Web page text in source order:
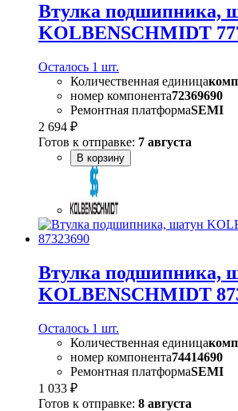
Втулка подшипника,
KOLBENSCHMIDT
Осталось 1 шт.
Количественная единица
номер компонента72369690
Ремонтная платформаSEMI
2 694 ₽
Готов к отправке: 7 августа
В корзину
Втулка подшипника,
KOLBENSCHMIDT
Осталось 1 шт.
Количественная единица
номер компонента74414690
Ремонтная платформаSEMI
1 033 ₽
Готов к отправке: 8 августа